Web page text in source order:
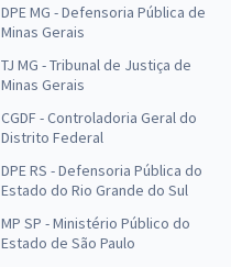
DPE MG - Defensoria Pública de
Minas Gerais
TJ MG - Tribunal de Justiça de
Minas Gerais
CGDF - Controladoria Geral do
Distrito Federal
DPE RS - Defensoria Pública do
Estado do Rio Grande do Sul
MP SP - Ministério Público do
Estado de São Paulo